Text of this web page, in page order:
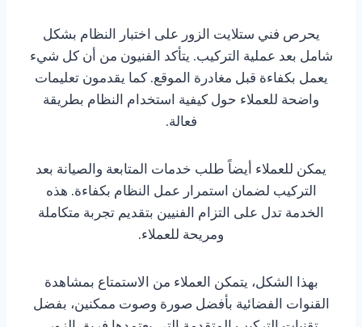
يحرص فني ستلايت الزور على اختبار النظام بشكل
شامل بعد عملية التركيب. يتأكد الفنيون من أن كل شيء
يعمل بكفاءة قبل مغادرة الموقع. كما يقدمون تعليمات
واضحة للعملاء حول كيفية استخدام النظام بطريقة
فعالة.
يمكن للعملاء أيضاً طلب خدمات المتابعة والصيانة بعد
التركيب لضمان استمرار عمل النظام بكفاءة. هذه
الخدمة تدل على التزام الفنيين بتقديم تجربة متكاملة
ومريحة للعملاء.
بهذا الشكل، يتمكن العملاء من الاستمتاع بمشاهدة
القنوات الفضائية بأفضل صورة وصوت ممكنين، بفضل